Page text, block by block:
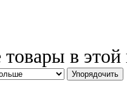
в этой